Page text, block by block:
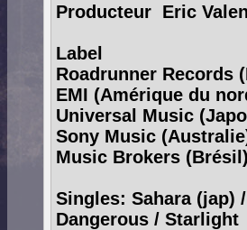
Producteur Eric
Label
Roadrunner Records
EMI (Amérique du
Universal Music
Sony Music
Music Brokers (Brésil)
Singles: Sahara (jap)
Dangerous / Starlight